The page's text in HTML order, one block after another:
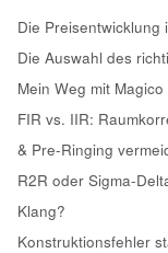
Die Preisentwicklung
Die Auswahl des
Mein Weg mit
FIR vs. IIR:
& Pre-Ringing
R2R oder Sigma-
Klang?
Konstruktionsfehler